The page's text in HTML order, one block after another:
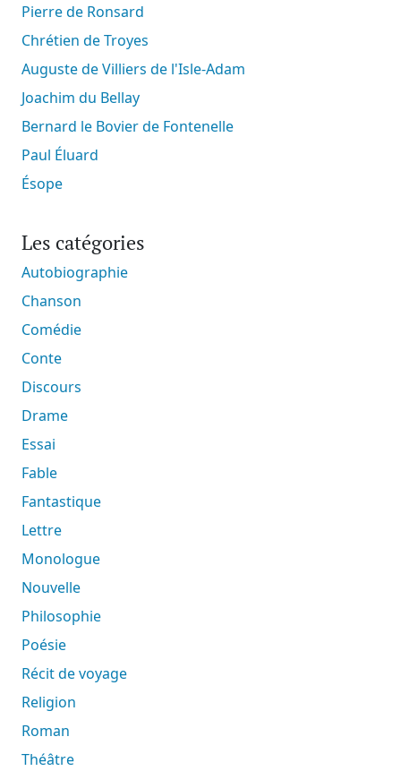
Pierre de Ronsard
Chrétien de Troyes
Auguste de Villiers de l'Isle-Adam
Joachim du Bellay
Bernard le Bovier de Fontenelle
Paul Éluard
Ésope
Les catégories
Autobiographie
Chanson
Comédie
Conte
Discours
Drame
Essai
Fable
Fantastique
Lettre
Monologue
Nouvelle
Philosophie
Poésie
Récit de voyage
Religion
Roman
Théâtre